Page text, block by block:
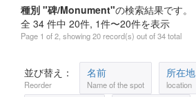
種別 "碑/Monument"の検索結果です。
全 34 件中 20件, 1件〜20件を表示
Page 1 of 2, showing 20 record(s) out of 34 total
並び替え：
Reorder
名前
Name of the spot
所在地
location